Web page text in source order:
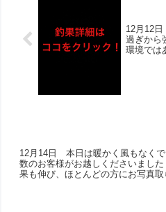
12月12
過ぎから
環境では
12月14日 本日は暖かく風もなくで
数のお客様がお越しくださいました
果も伸び、ほとんどの方にお写真取